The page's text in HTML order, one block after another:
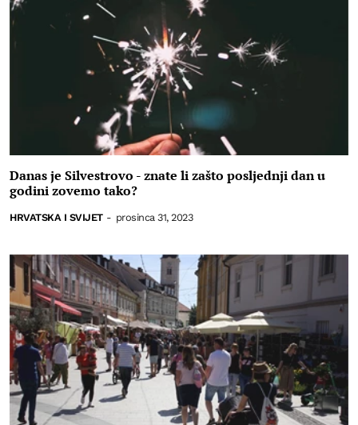
Danas je Silvestrovo - znate li zašto posljednji dan u
godini zovemo tako?
HRVATSKA I SVIJET - prosinca 31, 2023